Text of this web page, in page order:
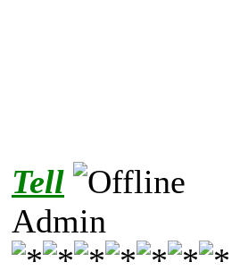
Tell
Admin